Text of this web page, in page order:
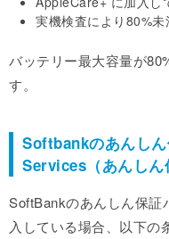
実機検査により80%
バッテリー最大容量が
す。
Softbankのあんし
Services（あんしん
SoftBankのあんしん保
入している場合、以下の